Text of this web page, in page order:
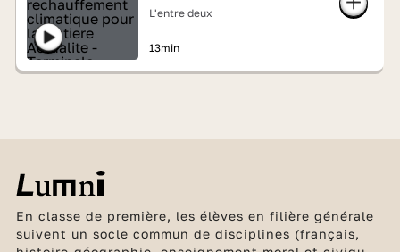
L'entre deux
13min
En classe de première, les élèves en filière générale
suivent un socle commun de disciplines (français,